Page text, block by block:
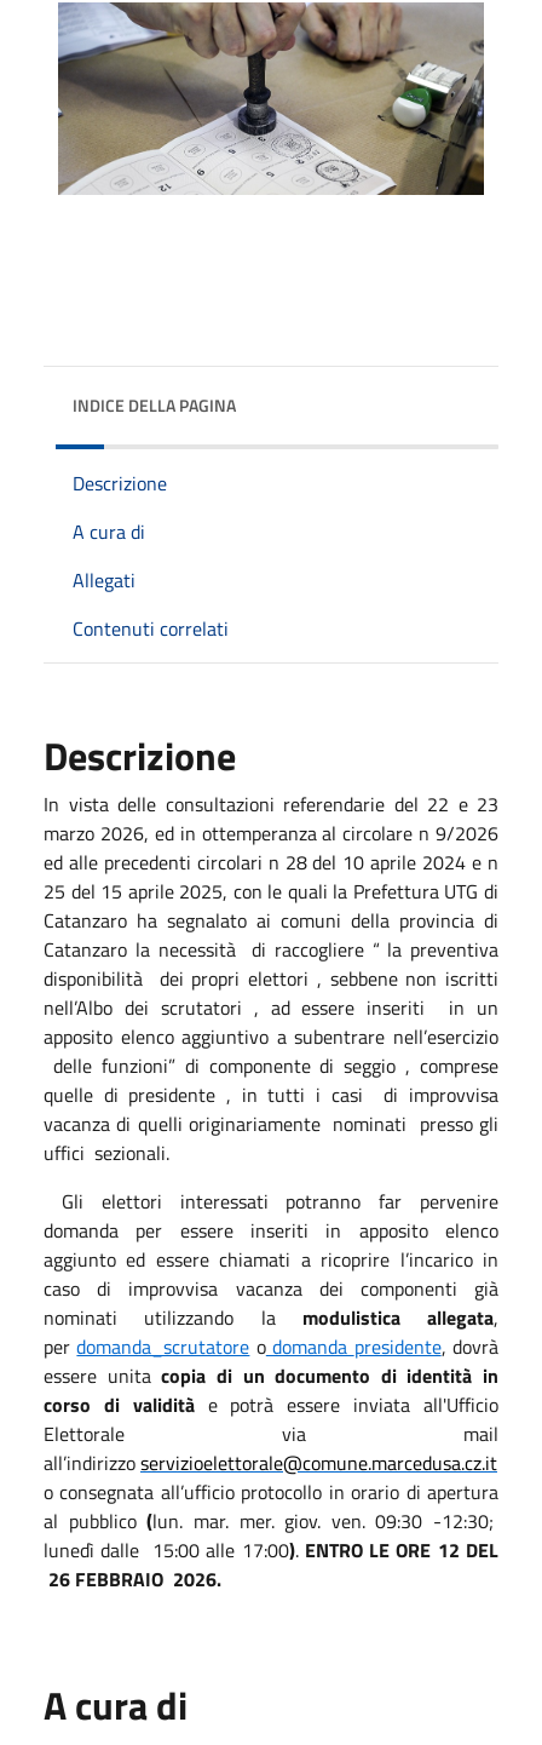
INDICE DELLA PAGINA
Descrizione
A cura di
Allegati
Contenuti correlati
Descrizione
In vista delle consultazioni referendarie del 22 e 23
marzo 2026, ed in ottemperanza al circolare n 9/2026
ed alle precedenti circolari n 28 del 10 aprile 2024 e n
25 del 15 aprile 2025, con le quali la Prefettura UTG di
Catanzaro ha segnalato ai comuni della provincia di
Catanzaro la necessità di raccogliere “ la preventiva
disponibilità dei propri elettori , sebbene non iscritti
nell’Albo dei scrutatori , ad essere inseriti
in un
apposito elenco aggiuntivo a subentrare nell’esercizio
delle funzioni” di componente di seggio , comprese
quelle di presidente , in tutti i casi
di improvvisa
vacanza di quelli originariamente nominati presso gli
uffici sezionali.
Gli elettori interessati potranno far pervenire
domanda per essere inseriti in apposito elenco
aggiunto ed essere chiamati a ricoprire l’incarico in
caso di improvvisa vacanza dei componenti già
nominati utilizzando la modulistica allegata,
perdomanda_scrutatore odomanda presidente, dovrà
essere unitacopia di un documento di identità in
corso di validitàe potrà essere inviata all'Ufficio
Elettorale via mail
all’indirizzoservizioelettorale@comune.marcedusa.cz.it
o consegnata all’ufficio protocollo in orario di apertura
al pubblico(lun. mar. mer. giov. ven. 09:30 -12:30;
lunedì dalle 15:00 alle 17:00). ENTRO LE ORE 12 DEL
26 FEBBRAIO 2026.
A cura di